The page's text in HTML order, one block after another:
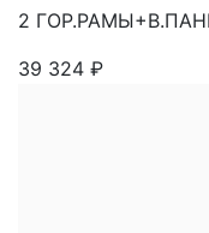
2
39 324 ₽